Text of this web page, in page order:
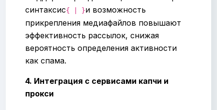
синтаксис{ | }и возможность
прикрепления медиафайлов повышают
эффективность рассылок, снижая
вероятность определения активности
как спама.
4. Интеграция с сервисами капчи и
прокси